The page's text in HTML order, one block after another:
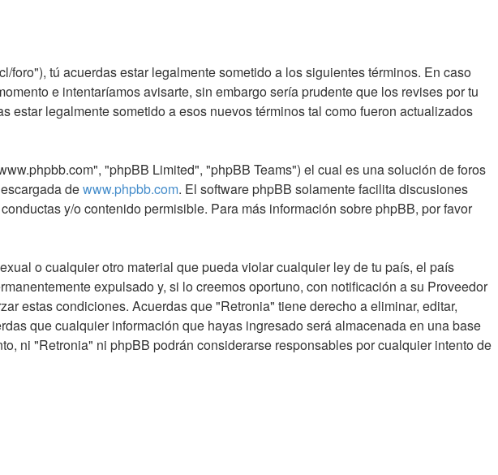
tú acuerdas estar legalmente sometido a los siguientes términos. En caso
e intentaríamos avisarte, sin embargo sería prudente que los revises por tu
legalmente sometido a esos nuevos términos tal como fueron actualizados
"phpBB Limited", "phpBB Teams") el cual es una solución de foros
dewww.phpbb.com. El software phpBB solamente facilita discusiones
y/o contenido permisible. Para más información sobre phpBB, por favor
o cualquier otro material que pueda violar cualquier ley de tu país, el país
expulsado y, si lo creemos oportuno, con notificación a su Proveedor
estas condiciones. Acuerdas que "Retronia" tiene derecho a eliminar, editar,
que cualquier información que hayas ingresado será almacenada en una base
ni "Retronia" ni phpBB podrán considerarse responsables por cualquier intento de